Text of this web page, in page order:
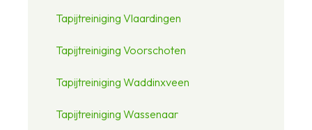
Tapijtreiniging Vlaardingen
Tapijtreiniging Voorschoten
Tapijtreiniging Waddinxveen
Tapijtreiniging Wassenaar